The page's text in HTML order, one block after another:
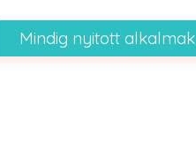
Mindig nyitott alkalmak